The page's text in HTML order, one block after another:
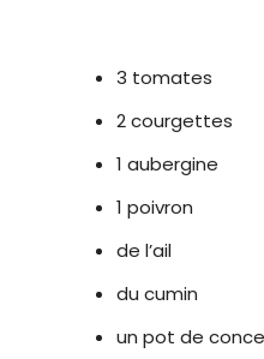
3 tomates
2 courgettes
1 aubergine
1 poivron
de l’ail
du cumin
un pot de